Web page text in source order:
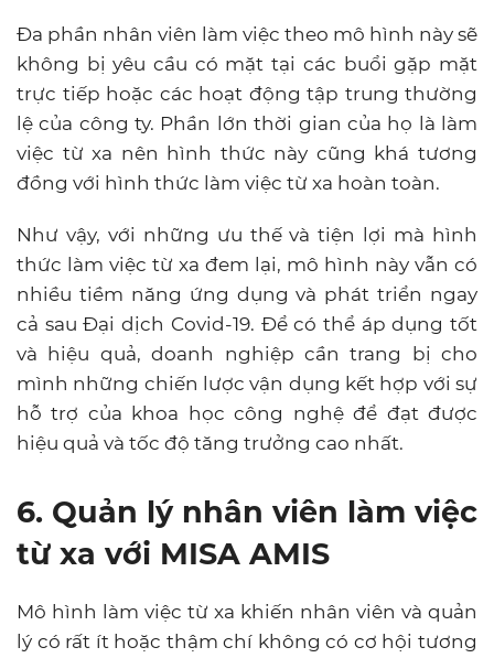
Đa phần nhân viên làm việc theo mô hình này sẽ
không bị yêu cầu có mặt tại các buổi gặp mặt
trực tiếp hoặc các hoạt động tập trung thường
lệ của công ty. Phần lớn thời gian của họ là làm
việc từ xa nên hình thức này cũng khá tương
đồng với hình thức làm việc từ xa hoàn toàn.
Như vậy, với những ưu thế và tiện lợi mà hình
thức làm việc từ xa đem lại, mô hình này vẫn có
nhiều tiềm năng ứng dụng và phát triển ngay
cả sau Đại dịch Covid-19. Để có thể áp dụng tốt
và hiệu quả, doanh nghiệp cần trang bị cho
mình những chiến lược vận dụng kết hợp với sự
hỗ trợ của khoa học công nghệ để đạt được
hiệu quả và tốc độ tăng trưởng cao nhất.
6. Quản lý nhân viên làm việc
từ xa với MISA AMIS
Mô hình làm việc từ xa khiến nhân viên và quản
lý có rất ít hoặc thậm chí không có cơ hội tương